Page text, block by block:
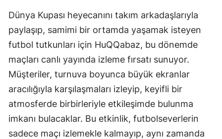
Dünya Kupası heyecanını takım arkadaşlarıyla
paylaşıp, samimi bir ortamda yaşamak isteyen
futbol tutkunları için HuQQabaz, bu dönemde
maçları canlı yayında izleme fırsatı sunuyor.
Müşteriler, turnuva boyunca büyük ekranlar
aracılığıyla karşılaşmaları izleyip, keyifli bir
atmosferde birbirleriyle etkileşimde bulunma
imkanı bulacaklar. Bu etkinlik, futbolseverlerin
sadece maçı izlemekle kalmayıp, aynı zamanda